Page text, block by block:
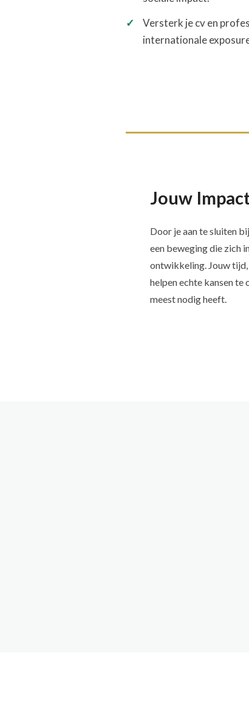
Versterk je cv en
internationale
Jouw
Door je aan te sluiten
een beweging die zich
ontwikkeling. Jouw
helpen echte kansen te
meest nodig heeft.